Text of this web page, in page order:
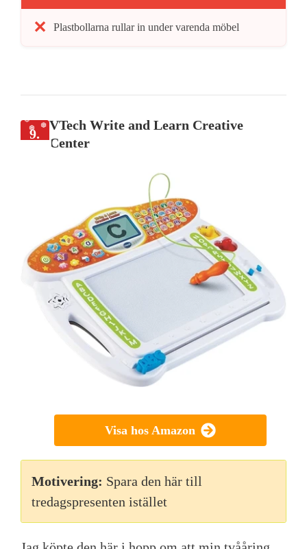
Plastbollarna rullar in under varenda möbel
9.
VTech Write and Learn Creative
Center
Visa hos Amazon
Motivering: Spara den här till
tredagspresenten istället